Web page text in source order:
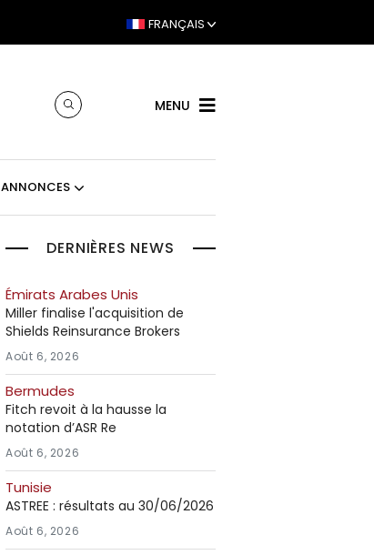
FRANÇAIS
MENU
ANNONCES
DERNIÈRES NEWS
Émirats Arabes Unis
Miller finalise l'acquisition de
Shields Reinsurance Brokers
Août 6, 2026
Bermudes
Fitch revoit à la hausse la
notation d’ASR Re
Août 6, 2026
Tunisie
ASTREE : résultats au 30/06/2026
Août 6, 2026